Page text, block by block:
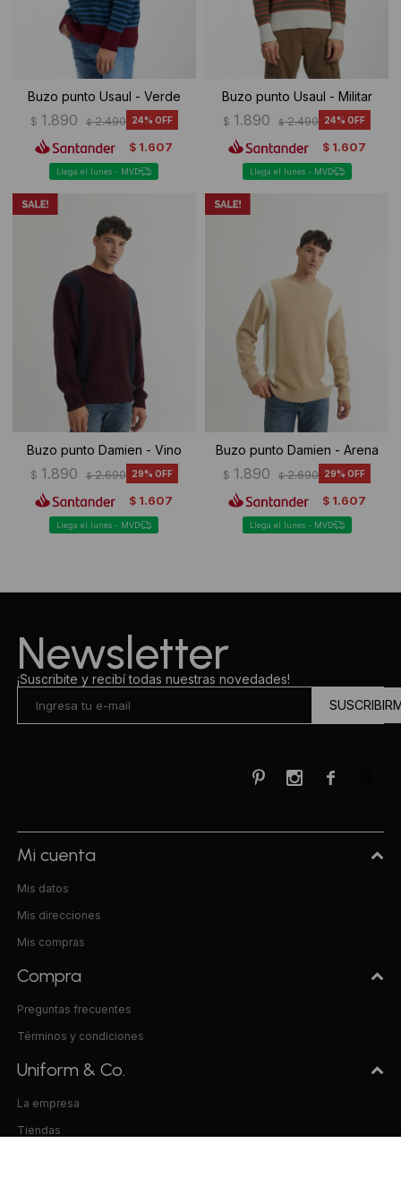
Buzo punto Usaul - Verde
$ 1.890 $ 2.490 24
$ 1.607
Llega el lunes - MVD
Buzo punto Usaul - Militar
$ 1.890 $ 2.490 24
$ 1.607
Llega el lunes - MVD
Buzo punto Damien - Vino
$ 1.890 $ 2.690 29
$ 1.607
Llega el lunes - MVD
Buzo punto Damien - Arena
$ 1.890 $ 2.690 29
$ 1.607
Llega el lunes - MVD
Newsletter
¡Suscribite y recibí todas nuestras novedades!

 
Mi cuenta
Mis datos
Mis direcciones
Mis compras
Compra
Preguntas frecuentes
Términos y condiciones
Uniform & Co.
La empresa
Tiendas